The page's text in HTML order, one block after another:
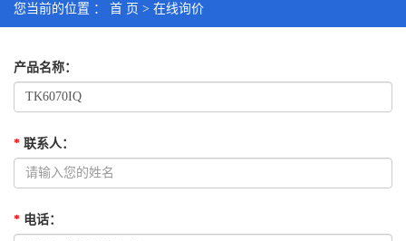
您当前的位置 ： 首 页 > 在线询价
产品名称：
* 联系人：
* 电话：